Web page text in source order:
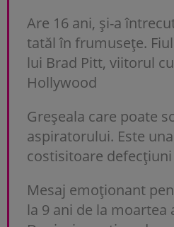
Are 16 ani, și-a
tatăl în frumusețe.
lui Brad Pitt, viitorul
Hollywood
Greșeala care poate
aspiratorului. Este
costisitoare defecțiuni
Mesaj emoționant
la 9 ani de la moartea